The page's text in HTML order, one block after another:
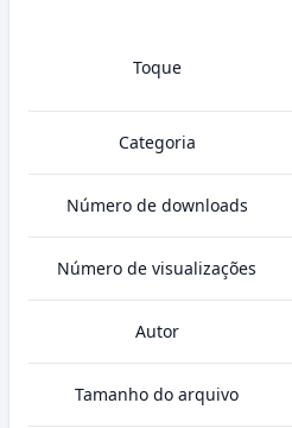
Toque
Categoria
Número de downloads
Número de visualizações
Autor
Tamanho do arquivo